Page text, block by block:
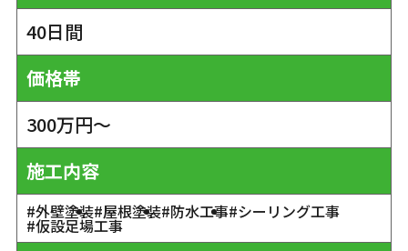
40日間
価格帯
300万円～
施工内容
#外壁塗装#屋根塗装#防水工事#シーリング工事
#仮設足場工事